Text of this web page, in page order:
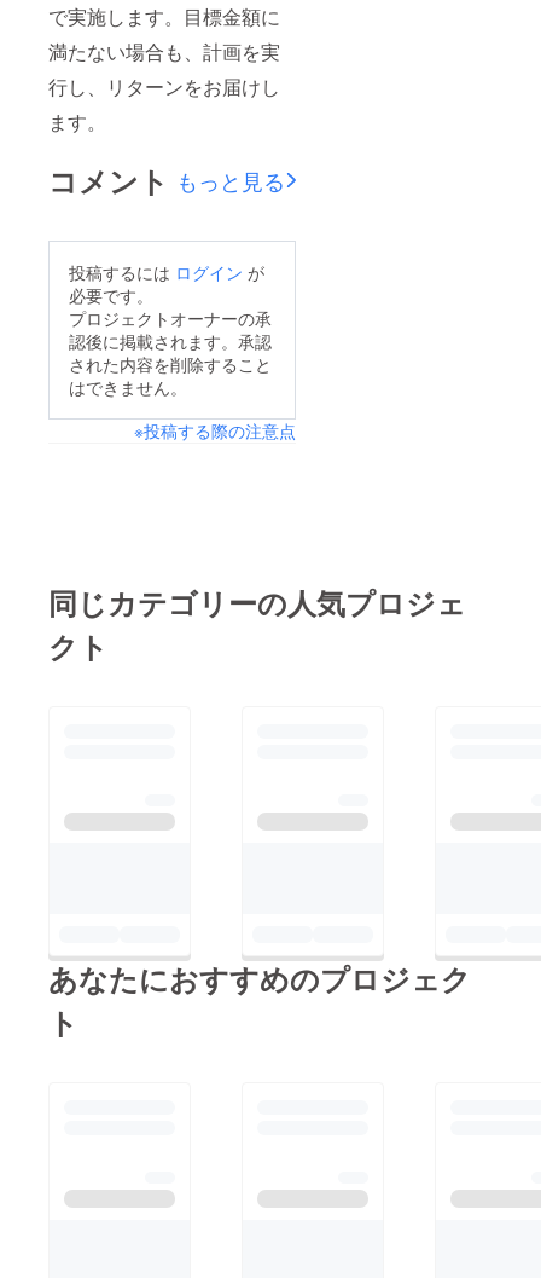
で実施します。目標金額に
満たない場合も、計画を実
行し、リターンをお届けし
ます。
コメント もっと見る
投稿するには ログイン が
必要です。
プロジェクトオーナーの承
認後に掲載されます。承認
された内容を削除すること
はできません。
※投稿する際の注意点
同じカテゴリーの人気プロジェ
クト
あなたにおすすめのプロジェク
ト